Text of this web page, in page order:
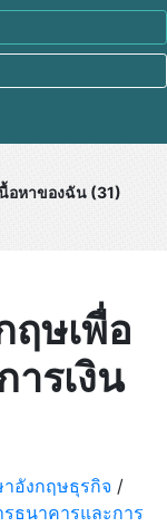
อหาของฉัน (31)
ฤษเพื่อ
รเงิน
อังกฤษธุรกิจ /
รธนาคารและการ